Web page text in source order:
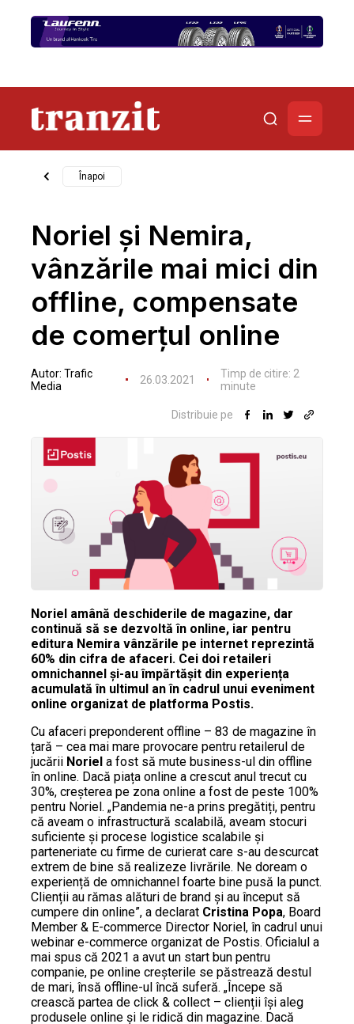
Înapoi
Noriel și Nemira,
vânzările mai mici din
offline, compensate
de comerțul online
Autor: Trafic
Media
26.03.2021 Timp de citire: 2
minute
Distribuie pe
Noriel amână deschiderile de magazine, dar
continuă să se dezvoltă în online, iar pentru
editura Nemira vânzările pe internet reprezintă
60% din cifra de afaceri. Cei doi retaileri
omnichannel și-au împărtășit din experiența
acumulată în ultimul an în cadrul unui eveniment
online organizat de platforma Postis.
Cu afaceri preponderent offline – 83 de magazine în
țară – cea mai mare provocare pentru retailerul de
jucării Noriel a fost să mute business-ul din offline
în online. Dacă piața online a crescut anul trecut cu
30%, creșterea pe zona online a fost de peste 100%
pentru Noriel. „Pandemia ne-a prins pregătiți, pentru
că aveam o infrastructură scalabilă, aveam stocuri
suficiente și procese logistice scalabile și
parteneriate cu firme de curierat care s-au descurcat
extrem de bine să realizeze livrările. Ne doream o
experiență de omnichannel foarte bine pusă la punct.
Clienții au rămas alături de brand și au început să
cumpere din online”, a declarat Cristina Popa, Board
Member & E-commerce Director Noriel, în cadrul unui
webinar e-commerce organizat de Postis. Oficialul a
mai spus că 2021 a avut un start bun pentru
companie, pe online creșterile se păstrează destul
de mari, însă offline-ul încă suferă. „Începe să
crească partea de click & collect – clienții își aleg
produsele online și le ridică din magazine. Dacă